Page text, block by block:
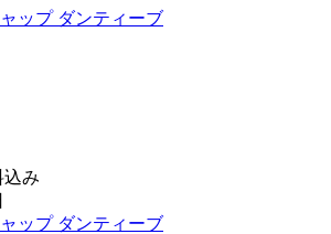
ップ ダンティーブ
み
ップ ダンティーブ